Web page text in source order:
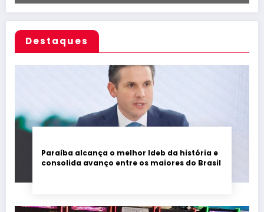
Destaques
Paraíba alcança o melhor Ideb da história e
consolida avanço entre os maiores do Brasil